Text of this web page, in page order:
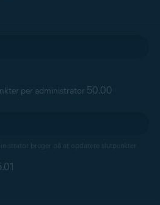
per administrator 50.00
bruger på at opdatere slutpunkter